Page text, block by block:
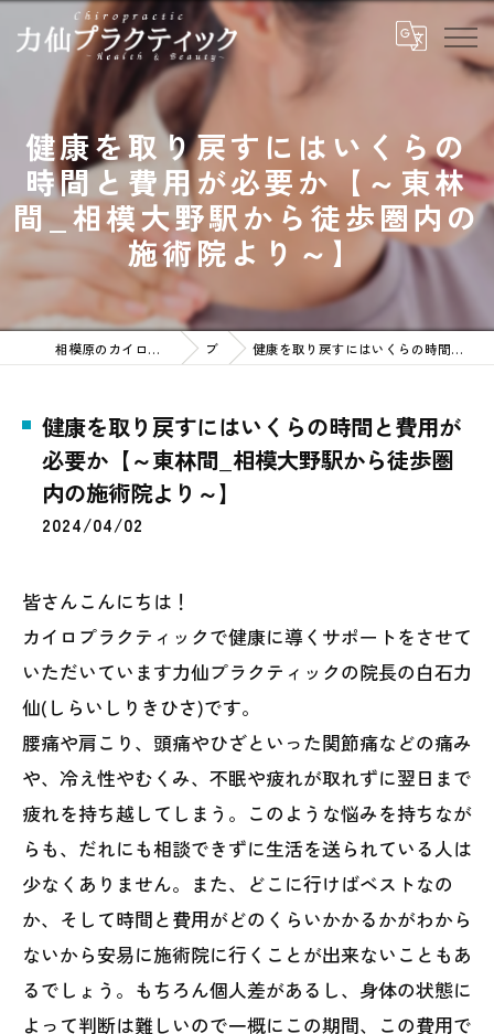
健康を取り戻すにはいくらの
時間と費用が必要か【～東林
間_相模大野駅から徒歩圏内の
施術院より～】
相模原のカイロプラクティックなら力仙プラクティック ブログ 健康を取り戻すにはいくらの時間と費用が必要か【～東林間_相模大野駅から徒歩圏内の施術院より～】
健康を取り戻すにはいくらの時間と費用が
必要か【～東林間_相模大野駅から徒歩圏
内の施術院より～】
2024/04/02
皆さんこんにちは！
カイロプラクティックで健康に導くサポートをさせて
いただいています力仙プラクティックの院長の白石力
仙(しらいしりきひさ)です。
腰痛や肩こり、頭痛やひざといった関節痛などの痛み
や、冷え性やむくみ、不眠や疲れが取れずに翌日まで
疲れを持ち越してしまう。このような悩みを持ちなが
らも、だれにも相談できずに生活を送られている人は
少なくありません。また、どこに行けばベストなの
か、そして時間と費用がどのくらいかかるかがわから
ないから安易に施術院に行くことが出来ないこともあ
るでしょう。もちろん個人差があるし、身体の状態に
よって判断は難しいので一概にこの期間、この費用で